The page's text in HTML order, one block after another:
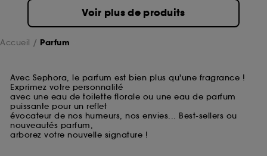
Voir plus de produits
Accueil Parfum
Avec Sephora, le parfum est bien plus qu'une fragrance !
Exprimez votre personnalité
avec une eau de toilette florale ou une eau de parfum
puissante pour un reflet
évocateur de nos humeurs, nos envies... Best-sellers ou
nouveautés parfum,
arborez votre nouvelle signature !